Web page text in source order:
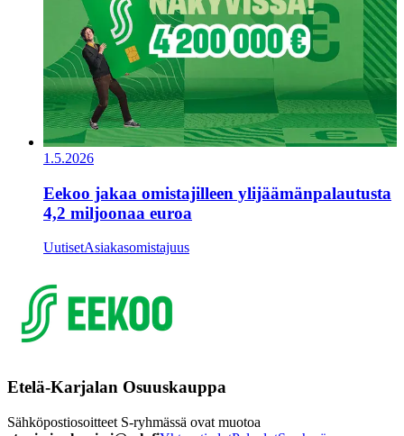
1.5.2026
Eekoo jakaa omistajilleen ylijäämänpalautusta
4,2 miljoonaa euroa
UutisetAsiakasomistajuus
Etelä-Karjalan Osuuskauppa
Sähköpostiosoitteet S-ryhmässä ovat muotoa